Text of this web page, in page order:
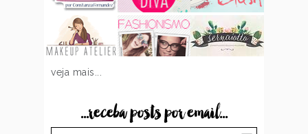
veja mais...
...receba posts por email...